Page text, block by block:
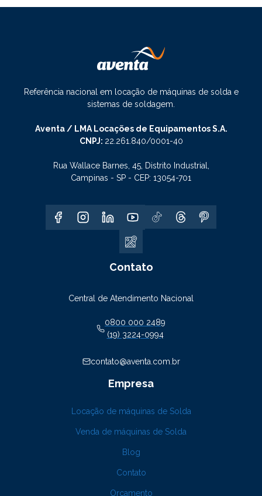
Referência nacional em locação de máquinas de solda e
sistemas de soldagem.
Aventa / LMA Locações de Equipamentos S.A.
CNPJ: 22.261.840/0001-40
Rua Wallace Barnes, 45, Distrito Industrial,
Campinas - SP - CEP: 13054-701
Contato
Central de Atendimento Nacional
0800 000 2489
(19) 3224-0994
contato@aventa.com.br
Empresa
Locação de máquinas de Solda
Venda de máquinas de Solda
Blog
Contato
Orçamento